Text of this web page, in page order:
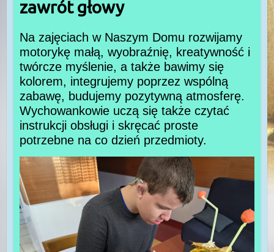
zawrót głowy
Na zajęciach w Naszym Domu rozwijamy
motorykę małą, wyobraźnię, kreatywność i
twórcze myślenie, a także bawimy się
kolorem, integrujemy poprzez wspólną
zabawę, budujemy pozytywną atmosferę.
Wychowankowie uczą się także czytać
instrukcji obsługi i skręcać proste
potrzebne na co dzień przedmioty.